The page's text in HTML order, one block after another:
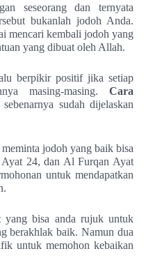
seseorang dan ternyata
bukanlah jodoh Anda.
mencari kembali jodoh yang
yang dibuat oleh Allah.
berpikir positif jika setiap
masing-masing. Cara
sudah dijelaskan
jodoh yang baik bisa
24, dan Al Furqan Ayat
untuk mendapatkan
yang bisa anda rujuk untuk
berakhlak baik. Namun dua
untuk memohon kebaikan